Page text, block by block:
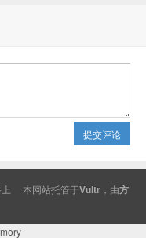
提交评论
本网站托管于Vultr ，由方